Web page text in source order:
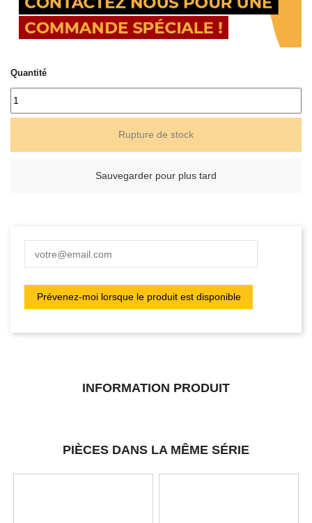
Quantité
Rupture de stock
Sauvegarder pour plus tard
INFORMATION PRODUIT
PIÈCES DANS LA MÊME SÉRIE